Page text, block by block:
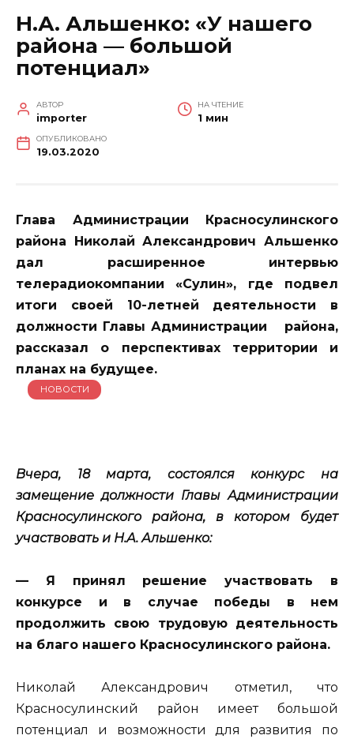
Н.А. Альшенко: «У нашего
района — большой
потенциал»
АВТОР
importer
НА ЧТЕНИЕ
1 мин
ОПУБЛИКОВАНО
19.03.2020
Глава Администрации Красносулинского
района Николай Александрович Альшенко
дал расширенное интервью
телерадиокомпании «Сулин», где подвел
итоги своей 10-летней деятельности в
должности Главы Администрации района,
рассказал о перспективах территории и
планах на будущее.
НОВОСТИ
Вчера, 18 марта, состоялся конкурс на
замещение должности Главы Администрации
Красносулинского района, в котором будет
участвовать и Н.А. Альшенко:
— Я принял решение участвовать в
конкурсе и в случае победы в нем
продолжить свою трудовую деятельность
на благо нашего Красносулинского района.
Николай Александрович отметил, что
Красносулинский район имеет большой
потенциал и возможности для развития по